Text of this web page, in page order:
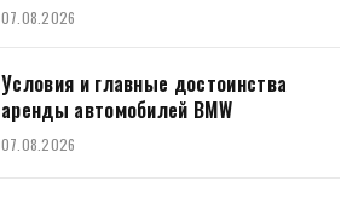
07.08.2026
Условия и главные достоинства
аренды автомобилей BMW
07.08.2026